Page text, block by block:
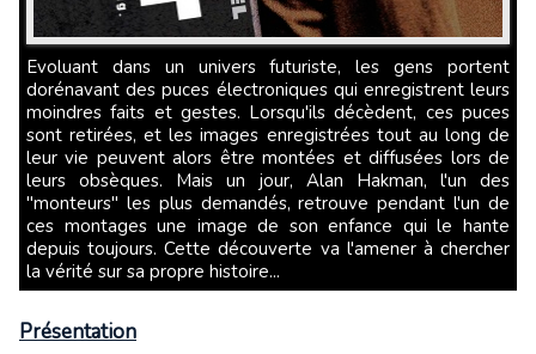
Evoluant dans un univers futuriste, les gens portent
dorénavant des puces électroniques qui enregistrent leurs
moindres faits et gestes. Lorsqu'ils décèdent, ces puces
sont retirées, et les images enregistrées tout au long de
leur vie peuvent alors être montées et diffusées lors de
leurs obsèques. Mais un jour, Alan Hakman, l'un des
"monteurs" les plus demandés, retrouve pendant l'un de
ces montages une image de son enfance qui le hante
depuis toujours. Cette découverte va l'amener à chercher
la vérité sur sa propre histoire...
Présentation